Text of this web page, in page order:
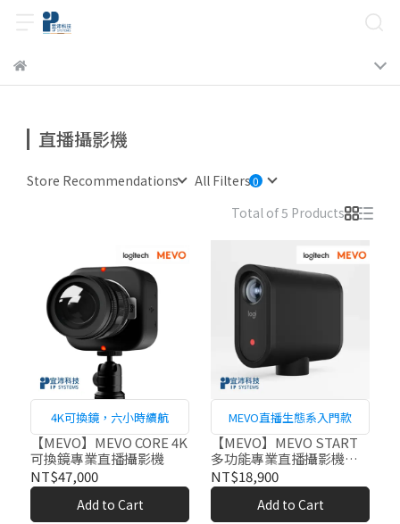
直播攝影機
Store Recommendations
All Filters
Total of 5 Products
4K可換鏡，六小時續航
【MEVO】MEVO CORE 4K
可換鏡專業直播攝影機
NT$47,000
Add to Cart
MEVO直播生態系入門款
【MEVO】MEVO START
多功能專業直播攝影機
1080p
NT$18,900
Add to Cart